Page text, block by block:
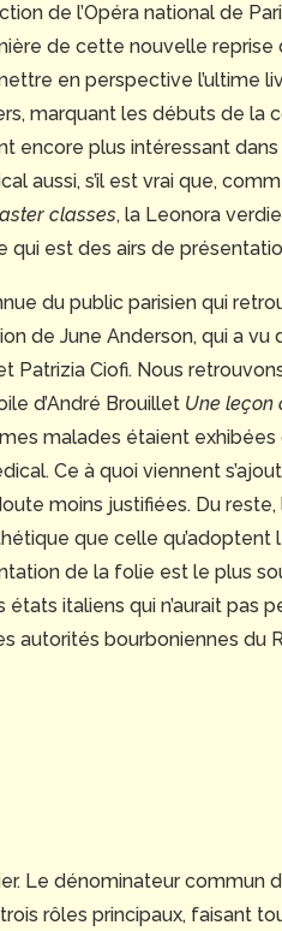
© Émilie
de l’Opéra national de
de cette nouvelle reprise
en perspective l’ultime
marquant les débuts de la
plus intéressant dans
aussi, s’il est vrai que,
classes, la Leonora
qui est des airs de
du public parisien qui
de June Anderson, qui a vu
Patrizia Ciofi. Nous
d’André Brouillet Une leçon
malades étaient exhibées
Ce à quoi viennent
moins justifiées. Du
que celle
de la folie est le plus
italiens qui n’aurait pas
autorités bourboniennes du
Le dénominateur commun
rôles principaux, faisant